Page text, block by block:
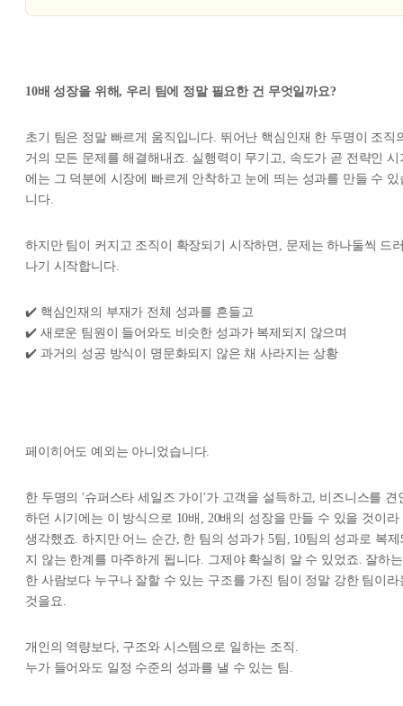
10배 성장을 위해, 우리 팀에 정말 필요한 건 무엇일까요?
초기 팀은 정말 빠르게 움직입니다. 뛰어난 핵심인재 한 두명이 조직
거의 모든 문제를 해결해내죠. 실행력이 무기고, 속도가 곧 전략인 시
에는 그 덕분에 시장에 빠르게 안착하고 눈에 띄는 성과를 만들 수 있
니다.
하지만 팀이 커지고 조직이 확장되기 시작하면, 문제는 하나둘씩 드
나기 시작합니다.
✔️ 핵심인재의 부재가 전체 성과를 흔들고
✔️ 새로운 팀원이 들어와도 비슷한 성과가 복제되지 않으며
✔️ 과거의 성공 방식이 명문화되지 않은 채 사라지는 상황
페이히어도 예외는 아니었습니다.
한 두명의 '슈퍼스타 세일즈 가이'가 고객을 설득하고, 비즈니스를 견
하던 시기에는 이 방식으로 10배, 20배의 성장을 만들 수 있을 것이라
생각했죠. 하지만 어느 순간, 한 팀의 성과가 5팀, 10팀의 성과로 복제
지 않는 한계를 마주하게 됩니다. 그제야 확실히 알 수 있었죠. 잘하는
한 사람보다 누구나 잘할 수 있는 구조를 가진 팀이 정말 강한 팀이라
것을요.
개인의 역량보다, 구조와 시스템으로 일하는 조직.
누가 들어와도 일정 수준의 성과를 낼 수 있는 팀.